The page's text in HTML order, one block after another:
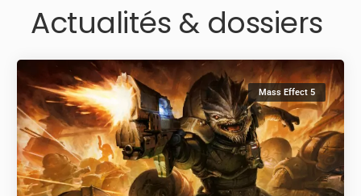
Actualités & dossiers
Mass Effect 5